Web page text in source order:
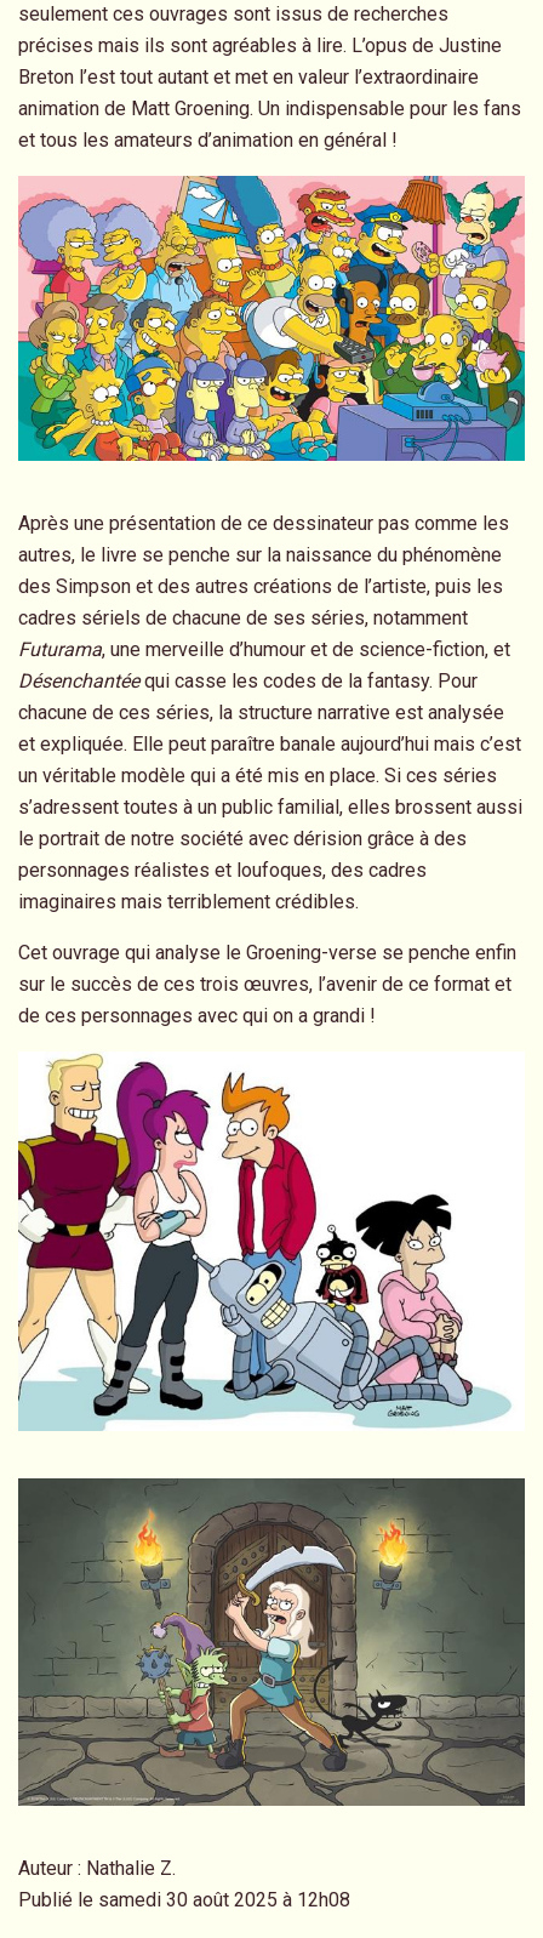
seulement ces ouvrages sont issus de recherches
précises mais ils sont agréables à lire. L’opus de Justine
Breton l’est tout autant et met en valeur l’extraordinaire
animation de Matt Groening. Un indispensable pour les fans
et tous les amateurs d’animation en général !
Après une présentation de ce dessinateur pas comme les
autres, le livre se penche sur la naissance du phénomène
des Simpson et des autres créations de l’artiste, puis les
cadres sériels de chacune de ses séries, notamment
Futurama, une merveille d’humour et de science-fiction, et
Désenchantéequi casse les codes de la fantasy. Pour
chacune de ces séries, la structure narrative est analysée
et expliquée. Elle peut paraître banale aujourd’hui mais c’est
un véritable modèle qui a été mis en place. Si ces séries
s’adressent toutes à un public familial, elles brossent aussi
le portrait de notre société avec dérision grâce à des
personnages réalistes et loufoques, des cadres
imaginaires mais terriblement crédibles.
Cet ouvrage qui analyse le Groening-verse se penche enfin
sur le succès de ces trois œuvres, l’avenir de ce format et
de ces personnages avec qui on a grandi !
Auteur : Nathalie Z.
Publié le samedi 30 août 2025 à 12h08